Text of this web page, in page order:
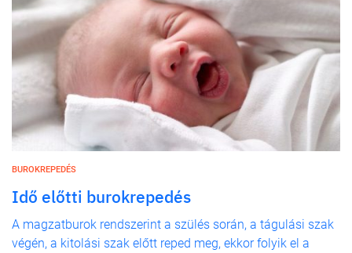
BUROKREPEDÉS
Idő előtti burokrepedés
A magzatburok rendszerint a szülés során, a tágulási szak
végén, a kitolási szak előtt reped meg, ekkor folyik el a